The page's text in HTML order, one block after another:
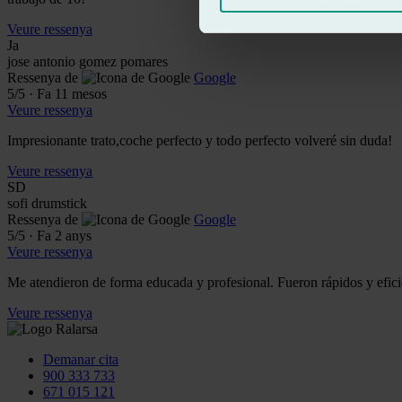
Veure ressenya
Ja
jose antonio gomez pomares
Ressenya de
Google
5/5 · Fa 11 mesos
Veure ressenya
Impresionante trato,coche perfecto y todo perfecto volveré sin duda!
Veure ressenya
SD
sofi drumstick
Ressenya de
Google
5/5 · Fa 2 anys
Veure ressenya
Me atendieron de forma educada y profesional. Fueron rápidos y
Veure ressenya
Demanar cita
900 333 733
671 015 121